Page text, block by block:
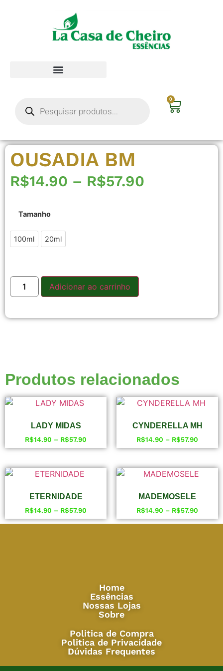
0
OUSADIA BM
R$14.90 – R$57.90
Tamanho
100ml 20ml
Adicionar ao carrinho
Produtos relacionados
LADY MIDAS
R$14.90 – R$57.90
CYNDERELLA MH
R$14.90 – R$57.90
ETERNIDADE
R$14.90 – R$57.90
MADEMOSELE
R$14.90 – R$57.90
Home
Essências
Nossas Lojas
Sobre
Politica de Compra
Politica de Privacidade
Dúvidas Frequentes